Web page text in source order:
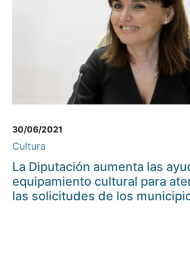
30/06/2021
Cultura
La Diputación aumenta las
equipamiento cultural para
las solicitudes de los